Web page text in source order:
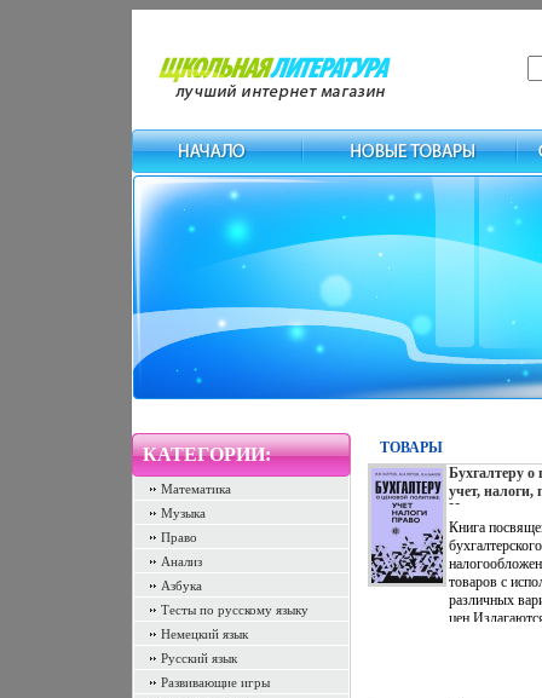
КАТЕГОРИИ:
Математика
Музыка
Право
Анализ
Азбука
Тесты по русскому языку
Немецкий язык
Русский язык
Развивающие игры
ТОВАРЫ
Бухгалтеру о
учет, налоги,
статистика
192 стр ISBN
Тираж: 5000
84x104/32
5565n.
Книга
товаров с
различных
цен